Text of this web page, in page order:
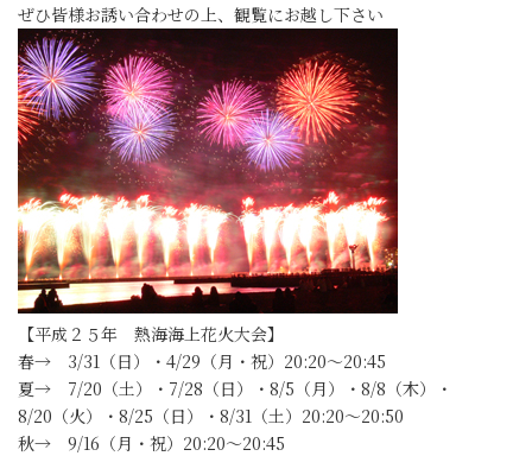
ぜひ皆様お誘い合わせの上、観覧にお越し下さい
【平成２５年 熱海海上花火大会】
春→ 3/31（日）・4/29（月・祝）20:20～20:45
夏→ 7/20（土）・7/28（日）・8/5（月）・8/8（木）・
8/20（火）・8/25（日）・8/31（土）20:20～20:50
秋→ 9/16（月・祝）20:20～20:45